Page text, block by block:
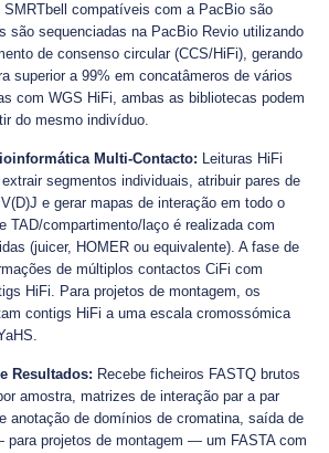
SMRTbell compatíveis com a PacBio são
são sequenciadas na PacBio Revio utilizando
de consenso circular (CCS/HiFi), gerando
superior a 99% em concatâmeros de vários
com WGS HiFi, ambas as bibliotecas podem
do mesmo indivíduo.
Multi-Contacto: Leituras HiFi
segmentos individuais, atribuir pares de
e gerar mapas de interação em todo o
TAD/compartimento/laço é realizada com
(juicer, HOMER ou equivalente). A fase de
de múltiplos contactos CiFi com
HiFi. Para projetos de montagem, os
contigs HiFi a uma escala cromossómica
Resultados: Recebe ficheiros FASTQ brutos
amostra, matrizes de interação par a par
anotação de domínios de cromatina, saída de
projetos de montagem — um FASTA com